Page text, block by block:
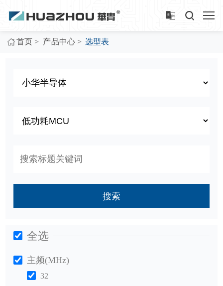
首页 > 产品中心 > 选型表
搜索
全选
主频(MHz)
32